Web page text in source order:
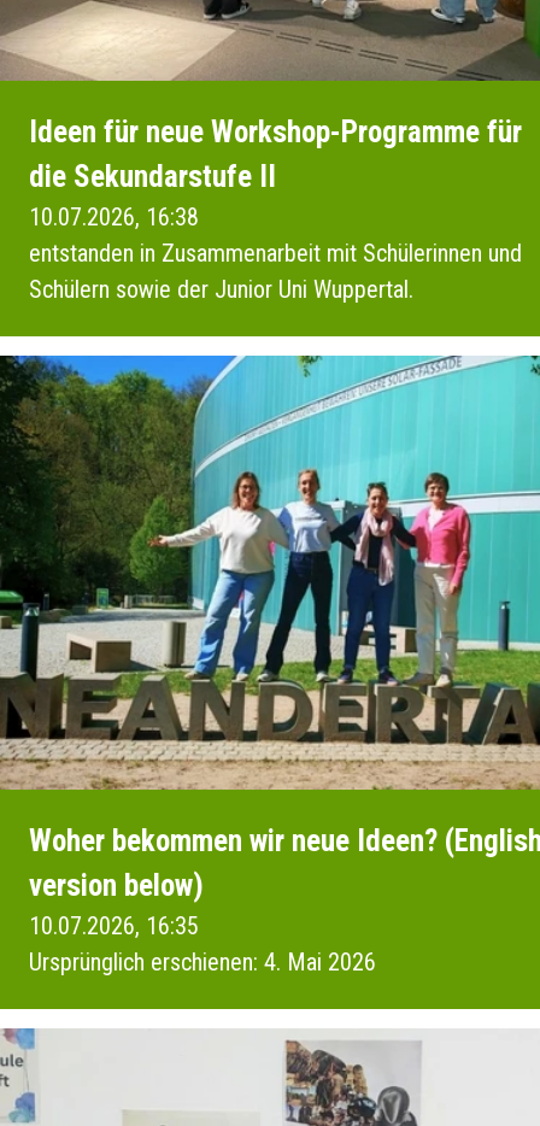
Ideen für neue Workshop-Programme für
die Sekundarstufe II
10.07.2026, 16:38
entstanden in Zusammenarbeit mit Schülerinnen und
Schülern sowie der Junior Uni Wuppertal.
Woher bekommen wir neue Ideen?
version below)
10.07.2026, 16:35
Ursprünglich erschienen: 4. Mai 2026